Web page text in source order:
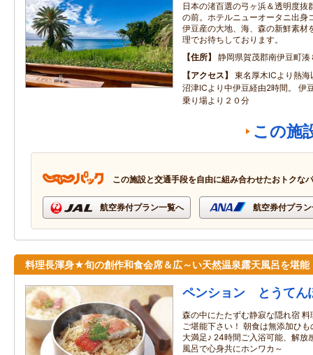
日本の渚百選の弓ヶ浜＆透明度抜
の前。ホテルニューオータニ出身
伊豆産の大地、海、森の新鮮素材
理でお待ちしております。
住所
静岡県賀茂郡南伊豆町湊
アクセス
東名厚木ICより熱
沼津ICより中伊豆経由2時間。 伊
乗り場より２０分
この施
この施設と交通手段を自由に組み合わせたおトクな
航空券付プラン一覧へ 航空券付プラ
料理長渾身★旬の創作和食会席＆広～い天然温泉露天風呂を堪能
ペンション とうてん
森の中にたたずむ静寂な隠れ宿
ご堪能下さい！ 朝食は無添加ひ
大満足♪ 24時間ご入浴可能、解放
風呂で心身共にホンワカ～